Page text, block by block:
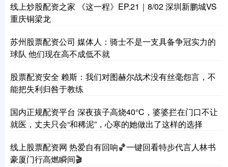
线上炒股配资之家 《这一程》EP.21｜8/02 深圳新鹏城VS
重庆铜梁龙
苏州股票配资公司 媒体人：骑士不是一支具备争冠实力的
球队 他们现在高不成低不就
股票配资安全 赖斯：我们对图赫尔战术没有丝毫怨言，不
能把失利归咎于教练
国内正规配资平台 深夜孩子高烧40°C，婆婆拦在门口不让
就医，丈夫只会“和稀泥”，心寒的她做出了这样的选择
线上股票配资网 热爱自有回响🏀一键回看特步代言人林书
豪厦门行高燃瞬间🎬